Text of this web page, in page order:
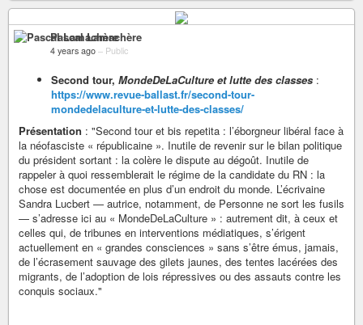
Pascal Lamachère
4 years ago – Public
Second tour, MondeDeLaCulture et lutte des classes :
https://www.revue-ballast.fr/second-tour-
mondedelaculture-et-lutte-des-classes/
Présentation : "Second tour et bis repetita : l’éborgneur libéral face à
la néofasciste « républicaine ». Inutile de revenir sur le bilan politique
du président sortant : la colère le dispute au dégoût. Inutile de
rappeler à quoi ressemblerait le régime de la candidate du RN : la
chose est documentée en plus d’un endroit du monde. L’écrivaine
Sandra Lucbert — autrice, notamment, de Personne ne sort les fusils
— s’adresse ici au « MondeDeLaCulture » : autrement dit, à ceux et
celles qui, de tribunes en interventions médiatiques, s’érigent
actuellement en « grandes consciences » sans s’être émus, jamais,
de l’écrasement sauvage des gilets jaunes, des tentes lacérées des
migrants, de l’adoption de lois répressives ou des assauts contre les
conquis sociaux."